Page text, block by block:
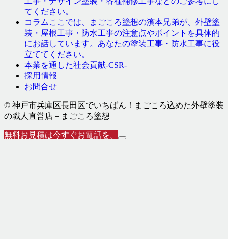
てください。
コラム ここでは、まごころ塗想の濱本兄弟が、外壁塗
装・屋根工事・防水工事の注意点やポイントを具体的
にお話しています。あなたの塗装工事・防水工事に役
立ててください。
本業を通した社会貢献-CSR-
採用情報
お問合せ
© 神戸市兵庫区長田区でいちばん！まごころ込めた外壁塗装
の職人直営店－まごころ塗想
無料お見積は今すぐお電話を。